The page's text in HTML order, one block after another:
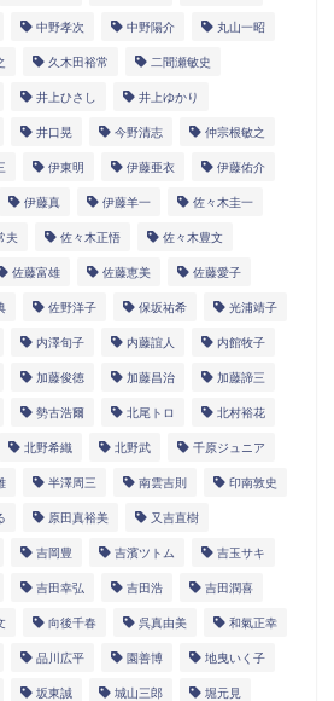
中野孝次 中野陽介 丸山一昭
久木田裕常 二間瀬敏史
井上ひさし 井上ゆかり
井口晃 今野清志 仲宗根敏之
伊東明 伊藤亜衣 伊藤佑介
伊藤真 伊藤羊一 佐々木圭一
夫 佐々木正悟 佐々木豊文
佐藤富雄 佐藤恵美 佐藤愛子
佐野洋子 保坂祐希 光浦靖子
内澤旬子 内藤誼人 内館牧子
加藤俊徳 加藤昌治 加藤諦三
勢古浩爾 北尾トロ 北村裕花
北野希織 北野武 千原ジュニア
半澤周三 南雲吉則 印南敦史
原田真裕美 又吉直樹
吉岡豊 吉濱ツトム 吉玉サキ
吉田幸弘 吉田浩 吉田潤喜
向後千春 呉真由美 和氣正幸
品川広平 園善博 地曳いく子
坂東誠 城山三郎 堀元見